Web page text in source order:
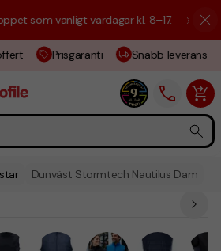
som vanligt vardagar kl. 8–17. ☀️ Vi är här
Prisgaranti Snabb leverans
Dunväst Stormtech Nautilus Dam